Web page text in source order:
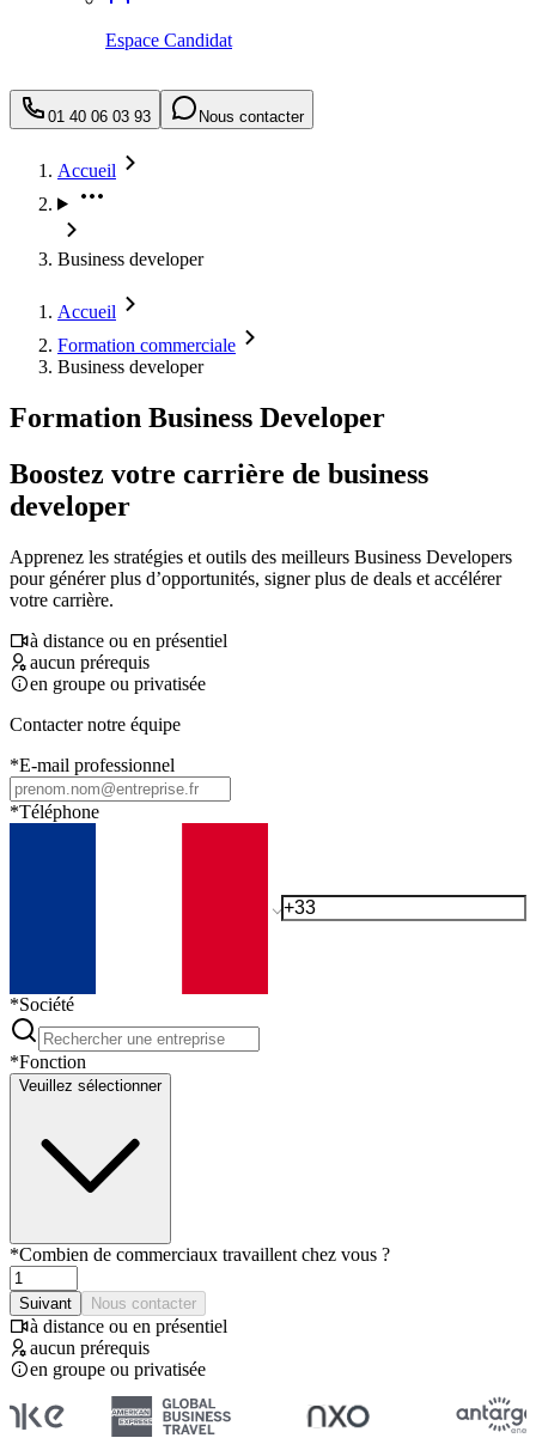
Espace Candidat
01 40 06 03 93 Nous contacter
Accueil
Business developer
Accueil
Formation commerciale
Business developer
Formation Business Developer
Boostez votre carrière de business
developer
Apprenez les stratégies et outils des meilleurs Business Developers
pour générer plus d’opportunités, signer plus de deals et accélérer
votre carrière.
à distance ou en présentiel
aucun prérequis
en groupe ou privatisée
Contacter notre équipe
*E-mail professionnel
*Téléphone
*Société
*Fonction
Veuillez sélectionner
*Combien de commerciaux travaillent chez vous ?
Suivant Nous contacter
à distance ou en présentiel
aucun prérequis
en groupe ou privatisée